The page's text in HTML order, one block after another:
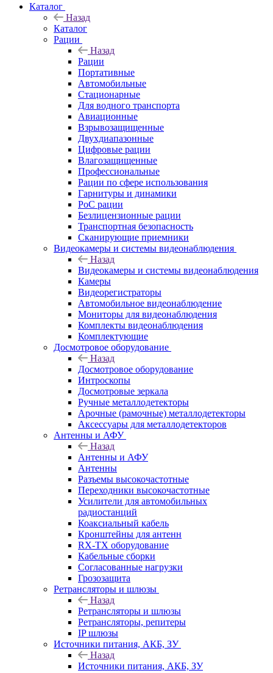
Каталог
Назад
Каталог
Рации
Назад
Рации
Портативные
Автомобильные
Стационарные
Для водного транспорта
Авиационные
Взрывозащищенные
Двухдиапазонные
Цифровые рации
Влагозащищенные
Профессиональные
Рации по сфере использования
Гарнитуры и динамики
PoC рации
Безлицензионные рации
Транспортная безопасность
Сканирующие приемники
Видеокамеры и системы видеонаблюдения
Назад
Видеокамеры и системы видеонаблюдения
Камеры
Видеорегистраторы
Автомобильное видеонаблюдение
Мониторы для видеонаблюдения
Комплекты видеонаблюдения
Комплектующие
Досмотровое оборудование
Назад
Досмотровое оборудование
Интроскопы
Досмотровые зеркала
Ручные металлодетекторы
Арочные (рамочные) металлодетекторы
Аксессуары для металлодетекторов
Антенны и АФУ
Назад
Антенны и АФУ
Антенны
Разъемы высокочастотные
Переходники высокочастотные
Усилители для автомобильных
радиостанций
Коаксиальный кабель
Кронштейны для антенн
RX-TX оборудование
Кабельные сборки
Согласованные нагрузки
Грозозащита
Ретрансляторы и шлюзы
Назад
Ретрансляторы и шлюзы
Ретрансляторы, репитеры
IP шлюзы
Источники питания, АКБ, ЗУ
Назад
Источники питания, АКБ, ЗУ